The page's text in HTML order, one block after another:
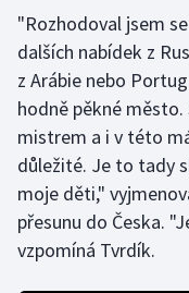
Lezení
Lyže a snowboard
Moderní pětiboj
Motorsport
Olympijské hry
"Rozhodoval jsem
dalších nabídek z
z Arábie nebo
hodně pěkné město.
mistrem a i v této
důležité. Je to tady
moje děti,"
přesunu do Česka.
vzpomíná Tvrdík.